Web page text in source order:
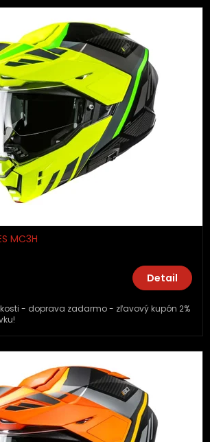
MC3H
Detail
- doprava zadarmo - zľavový kupón 2%